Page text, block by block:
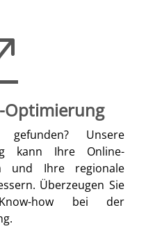
Optimierung
Unsere
kann Ihre Online-
und Ihre regionale
Überzeugen Sie
how bei der